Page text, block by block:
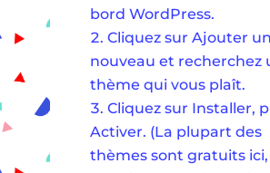
bord WordPress.
Cliquez sur Ajouter un
nouveau et recherchez
thème qui vous plaît.
Cliquez sur Installer,
Activer. (La plupart des
thèmes sont gratuits